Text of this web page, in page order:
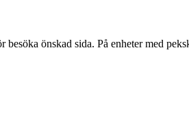
önskad sida. På enheter med